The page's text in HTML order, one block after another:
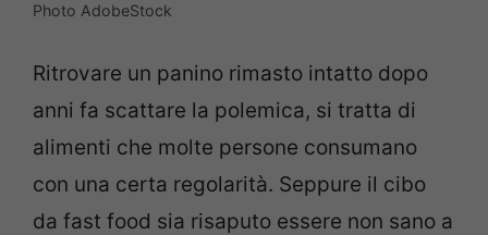
Photo AdobeStock
Ritrovare un panino rimasto intatto dopo
anni fa scattare la polemica, si tratta di
alimenti che molte persone consumano
con una certa regolarità. Seppure il cibo
da fast food sia risaputo essere non sano a